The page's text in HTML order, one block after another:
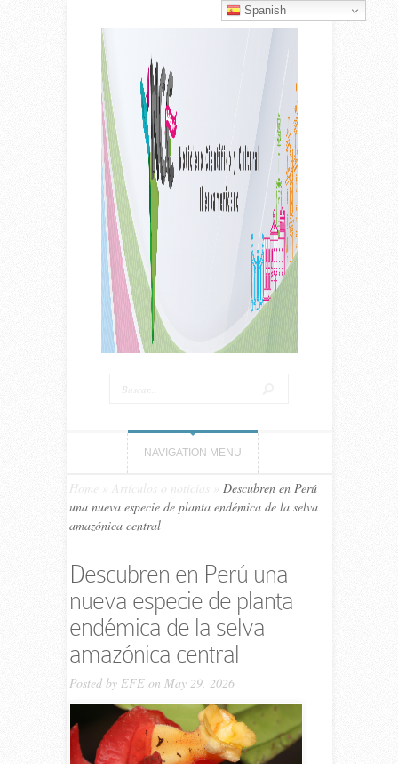
NAVIGATION MENU
Home Artículos o noticias
Descubren en Perú
una nueva especie de planta endémica de la selva
amazónica central
Descubren en Perú una
nueva especie de planta
endémica de la selva
amazónica central
Posted by EFEon May 29, 2026
Spanish